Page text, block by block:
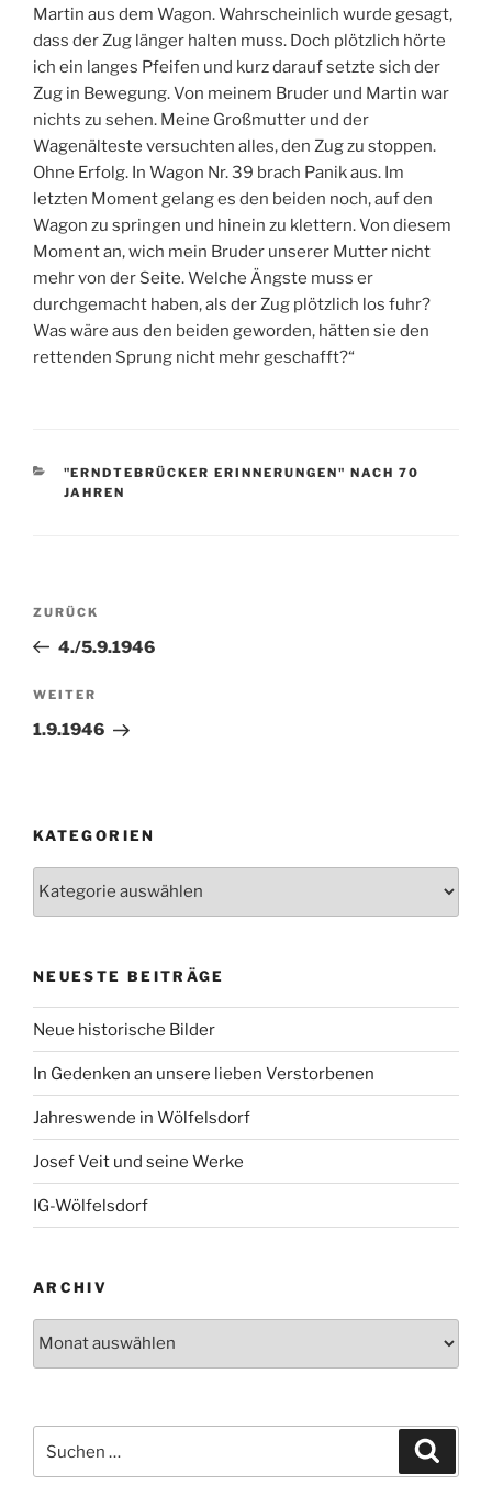
Martin aus dem Wagon. Wahrscheinlich wurde gesagt,
dass der Zug länger halten muss. Doch plötzlich hörte
ich ein langes Pfeifen und kurz darauf setzte sich der
Zug in Bewegung. Von meinem Bruder und Martin war
nichts zu sehen. Meine Großmutter und der
Wagenälteste versuchten alles, den Zug zu stoppen.
Ohne Erfolg. In Wagon Nr. 39 brach Panik aus. Im
letzten Moment gelang es den beiden noch, auf den
Wagon zu springen und hinein zu klettern. Von diesem
Moment an, wich mein Bruder unserer Mutter nicht
mehr von der Seite. Welche Ängste muss er
durchgemacht haben, als der Zug plötzlich los fuhr?
Was wäre aus den beiden geworden, hätten sie den
rettenden Sprung nicht mehr geschafft?“
KATEGORIEN
"ERNDTEBRÜCKER ERINNERUNGEN" NACH 70
JAHREN
Beitragsnavigation
Vorheriger
Beitrag
ZURÜCK
4./5.9.1946
Nächster
Beitrag
WEITER
1.9.1946
KATEGORIEN
NEUESTE BEITRÄGE
Neue historische Bilder
In Gedenken an unsere lieben Verstorbenen
Jahreswende in Wölfelsdorf
Josef Veit und seine Werke
IG-Wölfelsdorf
ARCHIV
nach: